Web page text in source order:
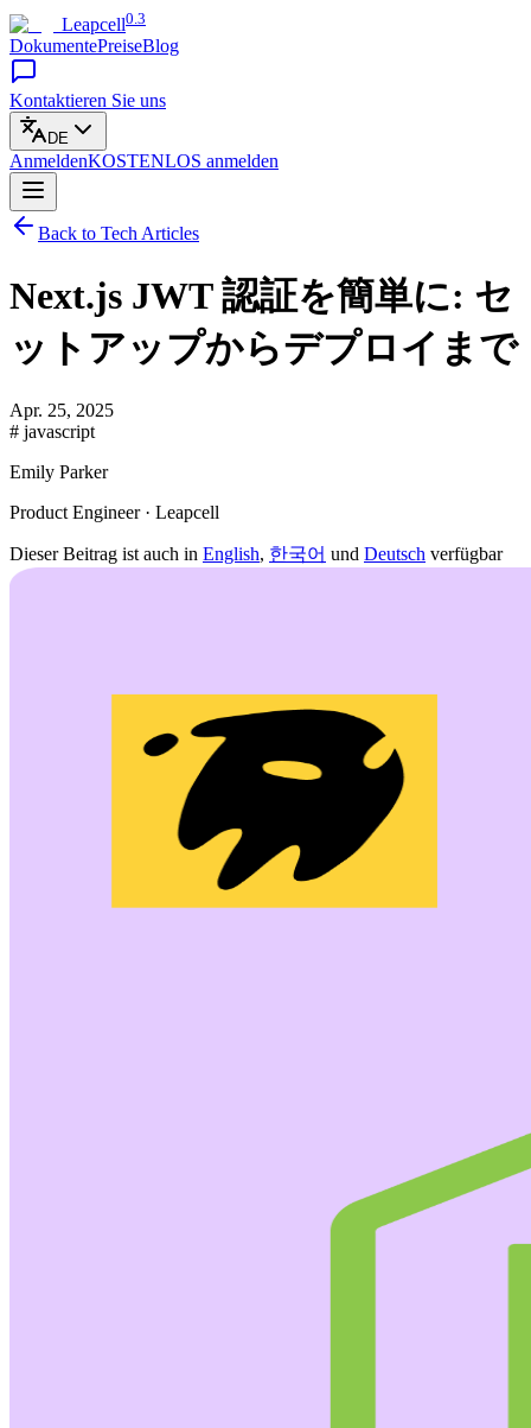
Leapcell0.3
DokumentePreiseBlog
Kontaktieren Sie uns
DE
AnmeldenKOSTENLOS anmelden
Back to Tech Articles
Next.js JWT 認証を簡単に: セ
ットアップからデプロイまで
Apr. 25, 2025
# javascript
Emily Parker
Product Engineer · Leapcell
Dieser Beitrag ist auch in English, 한국어 und Deutsch verfügbar